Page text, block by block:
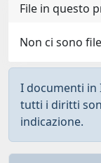
File in questo
Non ci sono
I documenti in
tutti i diritti
indicazione.